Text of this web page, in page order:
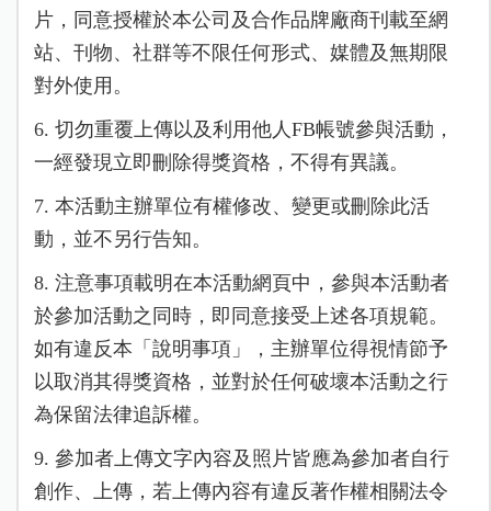
片，同意授權於本公司及合作品牌廠商刊載至網
站、刊物、社群等不限任何形式、媒體及無期限
對外使用。
6. 切勿重覆上傳以及利用他人FB帳號參與活動，
一經發現立即刪除得獎資格，不得有異議。
7. 本活動主辦單位有權修改、變更或刪除此活
動，並不另行告知。
8. 注意事項載明在本活動網頁中，參與本活動者
於參加活動之同時，即同意接受上述各項規範。
如有違反本「說明事項」，主辦單位得視情節予
以取消其得獎資格，並對於任何破壞本活動之行
為保留法律追訴權。
9. 參加者上傳文字內容及照片皆應為參加者自行
創作、上傳，若上傳內容有違反著作權相關法令